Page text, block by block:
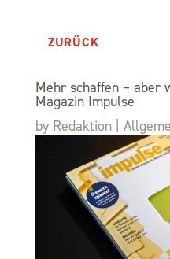
ZURÜCK
Mehr schaffen – aber
Magazin Impulse
by Redaktion|